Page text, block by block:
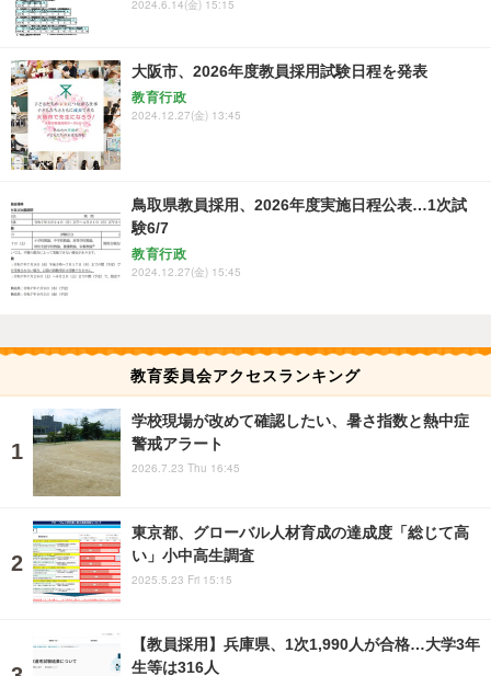
2024.6.14(金) 15:15
大阪市、2026年度教員採用試験日程を発表
教育行政
2024.12.27(金) 13:45
鳥取県教員採用、2026年度実施日程公表…1次試
験6/7
教育行政
2024.12.27(金) 15:45
教育委員会アクセスランキング
学校現場が改めて確認したい、暑さ指数と熱中症
警戒アラート
2026.7.23 Thu 16:45
東京都、グローバル人材育成の達成度「総じて高
い」小中高生調査
2025.5.23 Fri 15:15
【教員採用】兵庫県、1次1,990人が合格…大学3年
生等は316人